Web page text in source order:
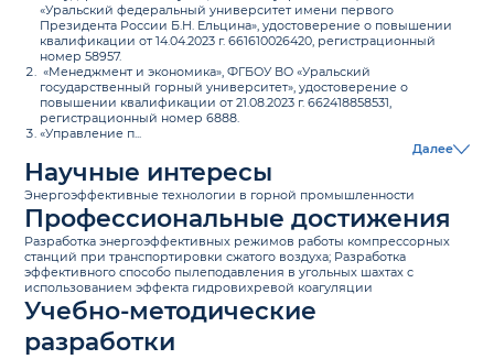
«Уральский федеральный университет имени первого
Президента России Б.Н. Ельцина», удостоверение о повышении
квалификации от 14.04.2023 г. 661610026420, регистрационный
номер 58957.
«Менеджмент и экономика», ФГБОУ ВО «Уральский
государственный горный университет», удостоверение о
повышении квалификации от 21.08.2023 г. 662418858531,
регистрационный номер 6888.
«Управление п...
Далее
Научные интересы
Энергоэффективные технологии в горной промышленности
Профессиональные достижения
Разработка энергоэффективных режимов работы компрессорных
станций при транспортировки сжатого воздуха; Разработка
эффективного способо пылеподавления в угольных шахтах с
использованием эффекта гидровихревой коагуляции
Учебно-методические
разработки